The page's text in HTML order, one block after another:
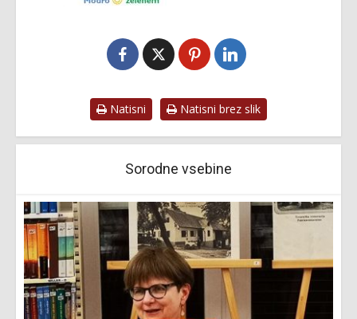
Natisni Natisni brez slik
Sorodne vsebine